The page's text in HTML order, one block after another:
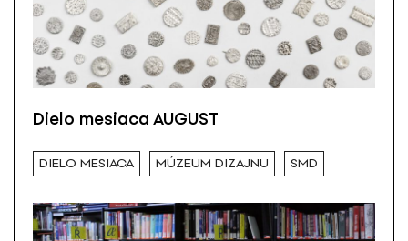
Dielo mesiaca AUGUST
DIELO MESIACA MÚZEUM DIZAJNU SMD